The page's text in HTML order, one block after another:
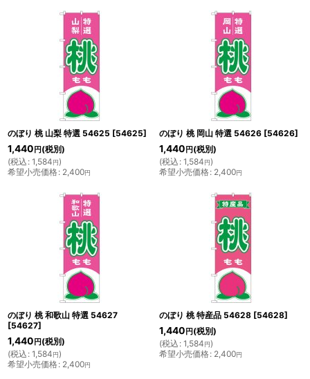
のぼり 桃 山梨 特選 54625 [54625]
1,440 円 (税別)
(税込 : 1,584円)
希望小売価格: 2,400円
のぼり 桃 岡山 特選 54626 [54626]
1,440 円 (税別)
(税込 : 1,584円)
希望小売価格: 2,400円
のぼり 桃 和歌山 特選 54627
[54627]
1,440 円 (税別)
(税込 : 1,584円)
希望小売価格: 2,400円
のぼり 桃 特産品 54628 [54628]
1,440 円 (税別)
(税込 : 1,584円)
希望小売価格: 2,400円